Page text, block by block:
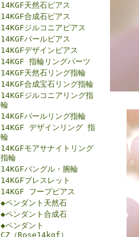
14KGF天然石ピアス
14KGF合成石ピアス
14KGFジルコニアピアス
14KGFパールピアス
14KGFデザインピアス
14KGF 指輪リングパーツ
14KGF天然石リング指輪
14KGF合成宝石リング指輪
14KGFジルコニアリング指
輪
14KGFパールリング指輪
14KGF デザインリング 指
輪
14KGFモアサナイトリング
指輪
14KGFバングル・腕輪
14KGFブレスレット
14KGF フープピアス
◆ペンダント天然石
◆ペンダント合成石
◆ペンダント
CZ（Rose14kgf）